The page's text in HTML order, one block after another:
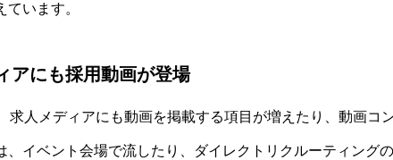
います。
アにも採用動画が登場
求人メディアにも動画を掲載する項目が増えたり、動画コ
、イベント会場で流したり、ダイレクトリクルーティング